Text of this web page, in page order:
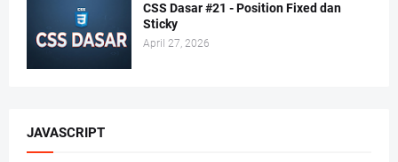
CSS Dasar #21 - Position Fixed dan
Sticky
April 27, 2026
JAVASCRIPT